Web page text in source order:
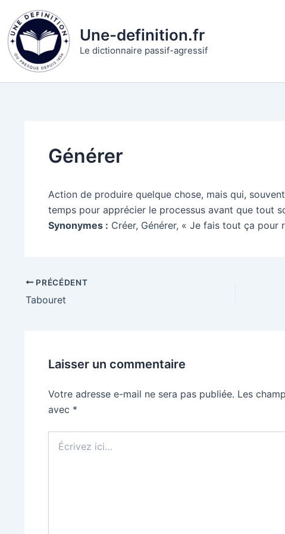
Une-definition.fr
Le dictionnaire passif-agressif
Générer
Action de produire quelque chose, mais qui,
temps pour apprécier le processus avant que tout
Synonymes : Créer, Générer, « Je fais tout ça pour
PRÉCÉDENT
Tabouret
Laisser un commentaire
Votre adresse e-mail ne sera pas publiée. Les
avec *
ici…